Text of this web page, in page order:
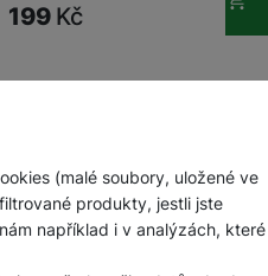
(malé soubory, uložené ve
produkty, jestli jste
například i v analýzách, které
199 Kč